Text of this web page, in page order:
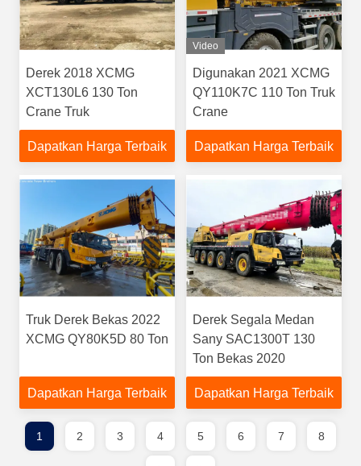
Derek 2018 XCMG
XCT130L6 130 Ton
Crane Truk
Dapatkan Harga Terbaik
Video
Digunakan 2021 XCMG
QY110K7C 110 Ton Truk
Crane
Dapatkan Harga Terbaik
Truk Derek Bekas 2022
XCMG QY80K5D 80 Ton
Dapatkan Harga Terbaik
Derek Segala Medan
Sany SAC1300T 130
Ton Bekas 2020
Dapatkan Harga Terbaik
1 2 3 4 5 6 7 8